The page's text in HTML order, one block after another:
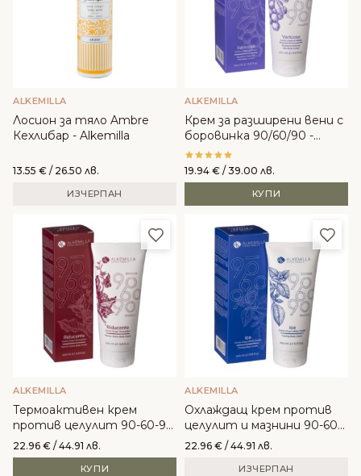
ALKEMILLA
Лосион за тяло Ambre
Кехлибар - Alkemilla
13.55 € / 26.50 лв.
ИЗЧЕРПАН
ALKEMILLA
Крем за разширени вени с
боровинка 90/60/90 -
Alkemilla
19.94 € / 39.00 лв.
КУПИ
Добави в любими
ALKEMILLA
Термоактивен крем
против целулит 90-60-90
– Alkemilla
22.96 € / 44.91 лв.
КУПИ
ALKEMILLA
Охлаждащ крем против
целулит и мазнини 90-60-
90 - Alkemilla
22.96 € / 44.91 лв.
ИЗЧЕРПАН